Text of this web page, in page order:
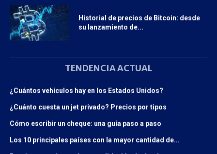
Historial de precios de Bitcoin: desde
su lanzamiento de...
TENDENCIA ACTUAL
¿Cuántos vehículos hay en los Estados Unidos?
¿Cuánto cuesta un jet privado? Precios por tipos
Cómo escribir un cheque: una guía paso a paso
Los 10 principales países con la mayor cantidad de...